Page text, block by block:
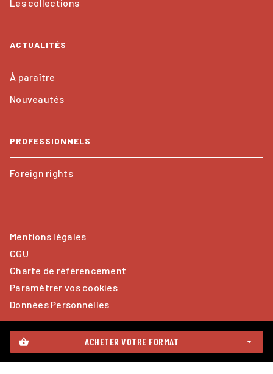
shopping_basket ACHETER VOTRE FORMAT arrow_drop_down
Les collections
ACTUALITÉS
À paraître
Nouveautés
PROFESSIONNELS
Foreign rights
Mentions légales
CGU
Charte de référencement
Paramétrer vos cookies
Données Personnelles